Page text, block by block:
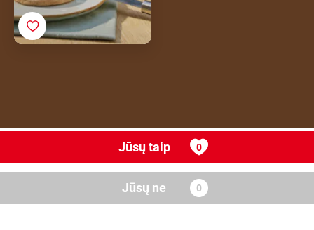
Jūsų taip
Jūsų ne